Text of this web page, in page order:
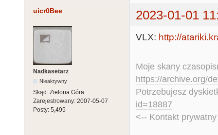
uicr0Bee 2023-01-01
Nadkasetarz
Nieaktywny
Skąd: Zielona Góra
Zarejestrowany: 2007-05-07
Posty: 5,495
VLX: http://
Moje skany
https://archive.org/
Potrzebujesz
id=18887
<-- Kontakt